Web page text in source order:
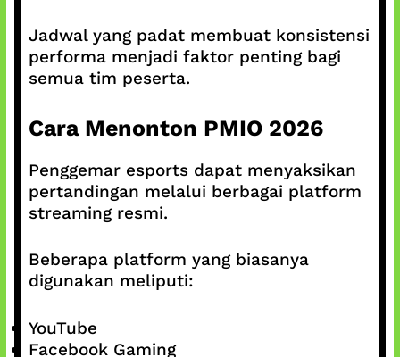
Jadwal yang padat membuat konsistensi
performa menjadi faktor penting bagi
semua tim peserta.
Cara Menonton PMIO 2026
Penggemar esports dapat menyaksikan
pertandingan melalui berbagai platform
streaming resmi.
Beberapa platform yang biasanya
digunakan meliputi:
YouTube
Facebook Gaming